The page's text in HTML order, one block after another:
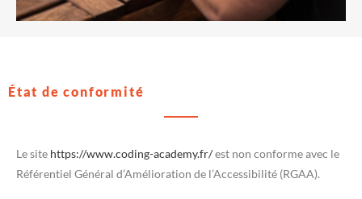
État de conformité
Le site https://www.coding-academy.fr/est non conforme avec le
Référentiel Général d’Amélioration de l’Accessibilité (RGAA).